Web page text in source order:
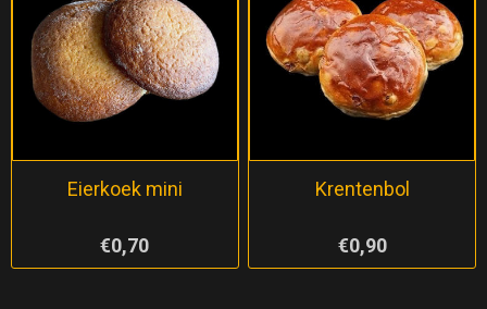
Eierkoek mini
€0,70
Krentenbol
€0,90